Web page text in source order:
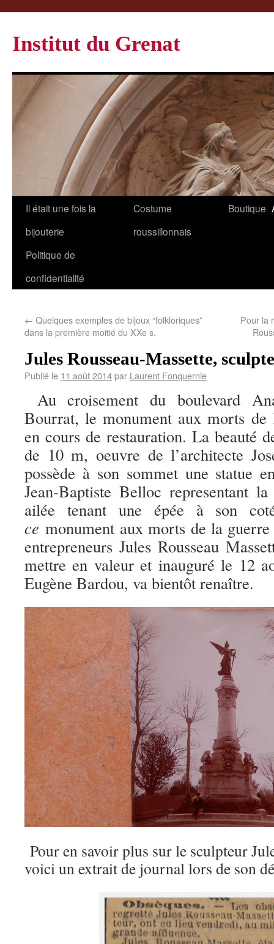
Institut du Grenat
Il était une fois la
bijouterie
Costume
roussillonnais
Boutique
Politique de
confidentialité
← Quelques exemples de bijoux “folkloriques”
dans la première moitié du XXe s.
Pour la
Jules Rousseau-Massette,
Publié le 11 août 2014par Laurent Fonquernie
Au croisement du boulevard
Bourrat, le monument aux morts de
en cours de restauration. La beauté
de 10 m, oeuvre de l’architecte
possède à son sommet une statue
Jean-Baptiste Belloc representant
ailée tenant une épée à son
ce monument aux morts de la
entrepreneurs Jules Rousseau
mettre en valeur et inauguré le 12
Eugène Bardou, va bientôt renaître.
Pour en savoir plus sur le sculpteur
voici un extrait de journal lors de son